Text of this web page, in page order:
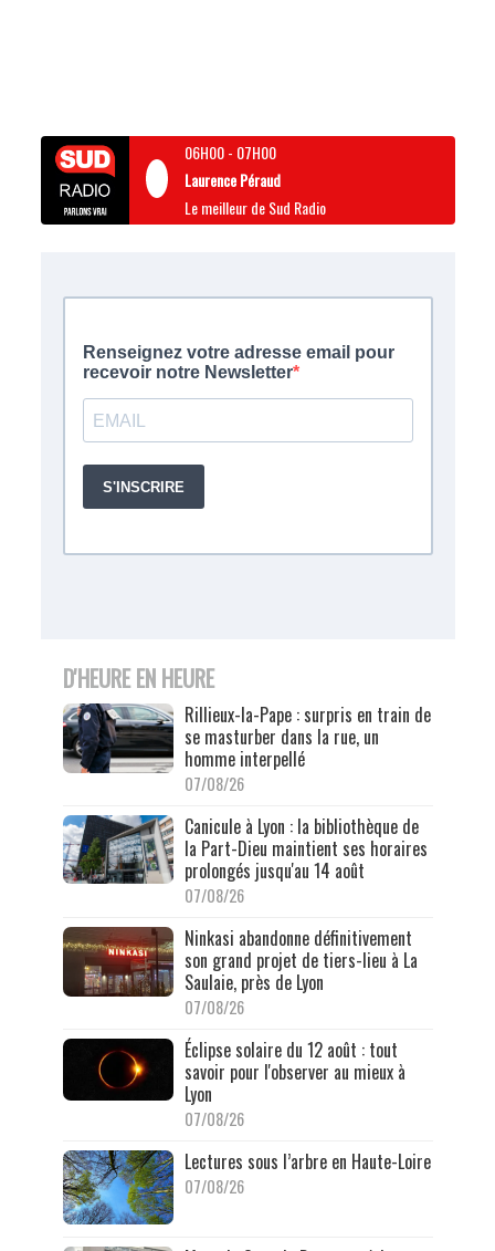
06H00- 07H00
Laurence Péraud
Le meilleur de Sud Radio
D'HEURE EN HEURE
Rillieux-la-Pape : surpris en train de
se masturber dans la rue, un
homme interpellé
07/08/26
Canicule à Lyon : la bibliothèque de
la Part-Dieu maintient ses horaires
prolongés jusqu'au 14 août
07/08/26
Ninkasi abandonne définitivement
son grand projet de tiers-lieu à La
Saulaie, près de Lyon
07/08/26
Éclipse solaire du 12 août : tout
savoir pour l'observer au mieux à
Lyon
07/08/26
Lectures sous l’arbre en Haute-Loire
07/08/26